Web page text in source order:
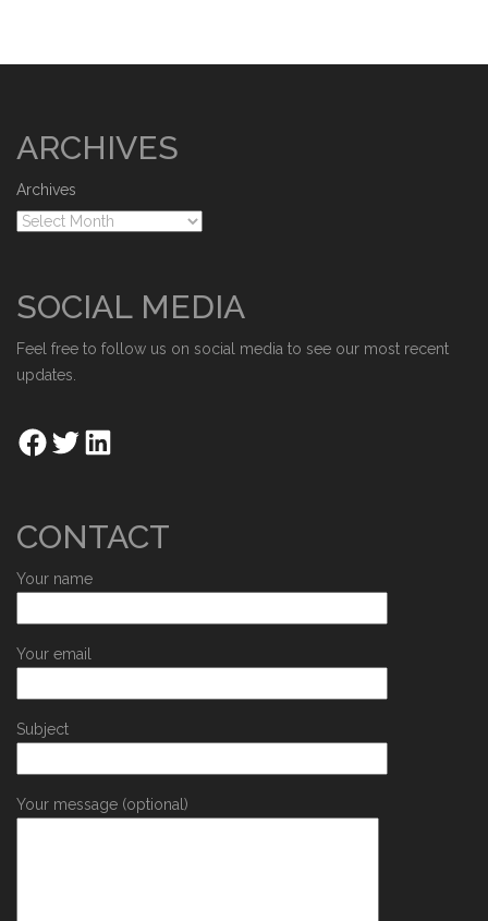
ARCHIVES
Archives
SOCIAL MEDIA
Feel free to follow us on social media to see our most recent
updates.
CONTACT
Your name
Your email
Subject
Your message (optional)